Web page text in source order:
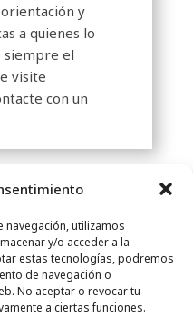
navegación, utilizamos
y/o acceder a la
estas tecnologías, podremos
de navegación o
No aceptar o revocar tu
a ciertas funciones.
y
a quienes lo
siempre el
visite
con un
PÁGINA DEL LECTOR
INFORMATIVO